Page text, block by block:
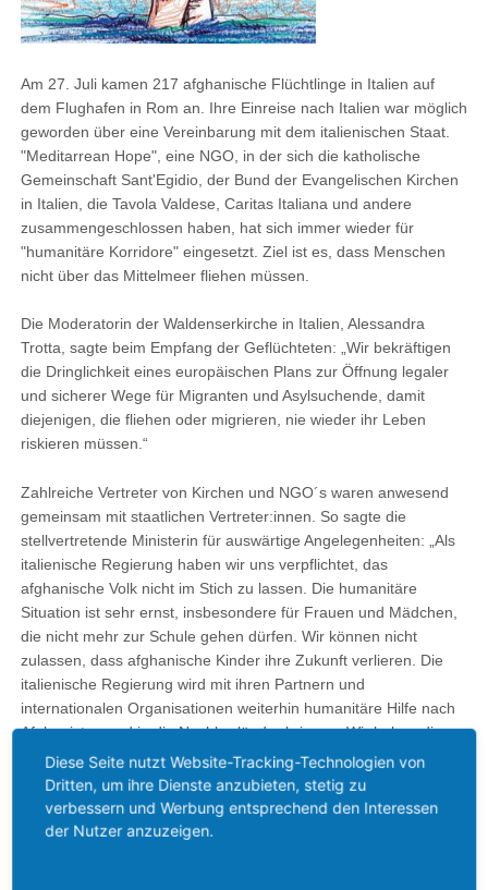
Am 27. Juli kamen 217 afghanische Flüchtlinge in Italien auf
dem Flughafen in Rom an. Ihre Einreise nach Italien war möglich
geworden über eine Vereinbarung mit dem italienischen Staat.
"Meditarrean Hope", eine NGO, in der sich die katholische
Gemeinschaft Sant'Egidio, der Bund der Evangelischen Kirchen
in Italien, die Tavola Valdese, Caritas Italiana und andere
zusammengeschlossen haben, hat sich immer wieder für
"humanitäre Korridore" eingesetzt. Ziel ist es, dass Menschen
nicht über das Mittelmeer fliehen müssen.
Die Moderatorin der Waldenserkirche in Italien, Alessandra
Trotta, sagte beim Empfang der Geflüchteten: „Wir bekräftigen
die Dringlichkeit eines europäischen Plans zur Öffnung legaler
und sicherer Wege für Migranten und Asylsuchende, damit
diejenigen, die fliehen oder migrieren, nie wieder ihr Leben
riskieren müssen.“
Zahlreiche Vertreter von Kirchen und NGO´s waren anwesend
gemeinsam mit staatlichen Vertreter:innen. So sagte die
stellvertretende Ministerin für auswärtige Angelegenheiten: „Als
italienische Regierung haben wir uns verpflichtet, das
afghanische Volk nicht im Stich zu lassen. Die humanitäre
Situation ist sehr ernst, insbesondere für Frauen und Mädchen,
die nicht mehr zur Schule gehen dürfen. Wir können nicht
zulassen, dass afghanische Kinder ihre Zukunft verlieren. Die
italienische Regierung wird mit ihren Partnern und
internationalen Organisationen weiterhin humanitäre Hilfe nach
Afghanistan und in die Nachbarländer bringen. Wir haben die
Pflicht, diejenigen willkommen zu heißen, die dank der
humanitären Korridore nach Italien kommen."
Daniele Garrone, Präsident des Bundes der Evangelischen
Diese Seite nutzt Website-Tracking-Technologien von
Dritten, um ihre Dienste anzubieten, stetig zu
verbessern und Werbung entsprechend den Interessen
der Nutzer anzuzeigen.